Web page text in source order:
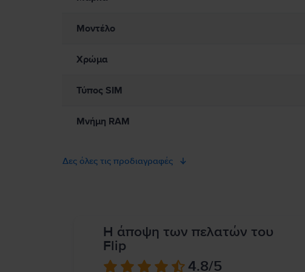
Μοντέλο
Χρώμα
Τύπος SIM
Μνήμη RAM
Δες όλες τις προδιαγραφές
Η άποψη των πελατών του
Flip
4.8/5